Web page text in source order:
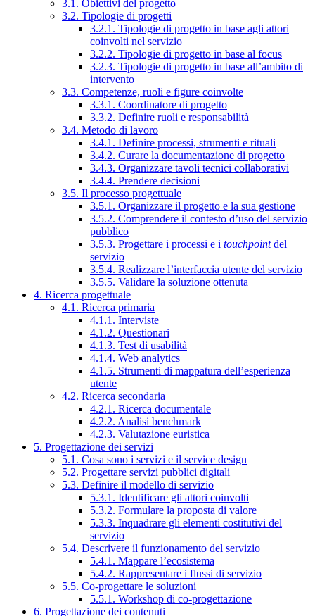
3.1. Obiettivi del progetto
3.2. Tipologie di progetti
3.2.1. Tipologie di progetto in base agli attori
coinvolti nel servizio
3.2.2. Tipologie di progetto in base al focus
3.2.3. Tipologie di progetto in base all’ambito di
intervento
3.3. Competenze, ruoli e figure coinvolte
3.3.1. Coordinatore di progetto
3.3.2. Definire ruoli e responsabilità
3.4. Metodo di lavoro
3.4.1. Definire processi, strumenti e rituali
3.4.2. Curare la documentazione di progetto
3.4.3. Organizzare tavoli tecnici collaborativi
3.4.4. Prendere decisioni
3.5. Il processo progettuale
3.5.1. Organizzare il progetto e la sua gestione
3.5.2. Comprendere il contesto d’uso del servizio
pubblico
3.5.3. Progettare i processi e i touchpointdel
servizio
3.5.4. Realizzare l’interfaccia utente del servizio
3.5.5. Validare la soluzione ottenuta
4. Ricerca progettuale
4.1. Ricerca primaria
4.1.1. Interviste
4.1.2. Questionari
4.1.3. Test di usabilità
4.1.4. Web analytics
4.1.5. Strumenti di mappatura dell’esperienza
utente
4.2. Ricerca secondaria
4.2.1. Ricerca documentale
4.2.2. Analisi benchmark
4.2.3. Valutazione euristica
5. Progettazione dei servizi
5.1. Cosa sono i servizi e il service design
5.2. Progettare servizi pubblici digitali
5.3. Definire il modello di servizio
5.3.1. Identificare gli attori coinvolti
5.3.2. Formulare la proposta di valore
5.3.3. Inquadrare gli elementi costitutivi del
servizio
5.4. Descrivere il funzionamento del servizio
5.4.1. Mappare l’ecosistema
5.4.2. Rappresentare i flussi di servizio
5.5. Co-progettare le soluzioni
5.5.1. Workshop di co-progettazione
6. Progettazione dei contenuti